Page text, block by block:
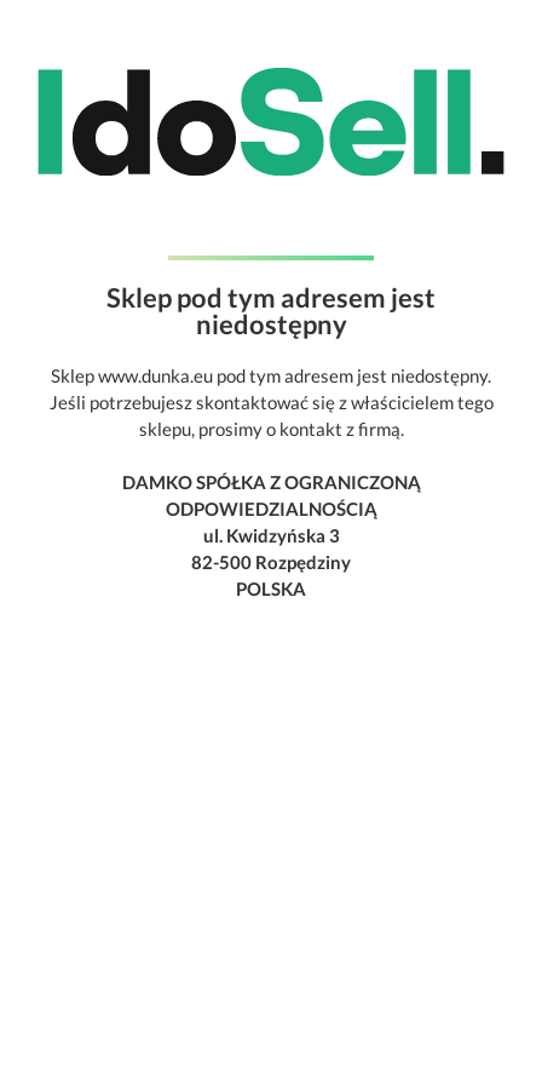
Sklep pod tym adresem jest
niedostępny
Sklep www.dunka.eu pod tym adresem jest niedostępny.
Jeśli potrzebujesz skontaktować się z właścicielem tego
sklepu, prosimy o kontakt z firmą.
DAMKO SPÓŁKA Z OGRANICZONĄ
ODPOWIEDZIALNOŚCIĄ
ul. Kwidzyńska 3
82-500 Rozpędziny
POLSKA